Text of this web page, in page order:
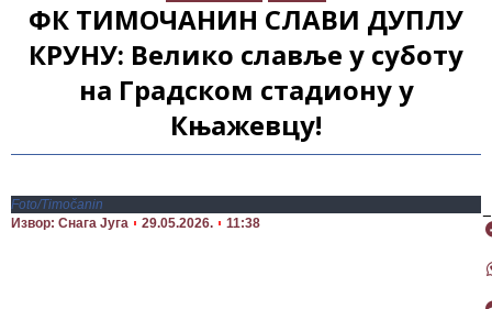
ФК ТИМОЧАНИН СЛАВИ ДУПЛУ
КРУНУ: Велико славље у суботу
на Градском стадиону у
Књажевцу!
Foto/Timočanin
Извор: Снага Југа
29.05.2026. 11:38